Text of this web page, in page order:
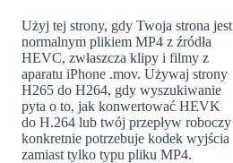
Użyj tej strony, gdy Twoja strona jest
normalnym plikiem MP4 z źródła
HEVC, zwłaszcza klipy i filmy z
aparatu iPhone .mov. Używaj strony
H265 do H264, gdy wyszukiwanie
pyta o to, jak konwertować HEVK
do H.264 lub twój przepływ roboczy
konkretnie potrzebuje kodek wyjścia
zamiast tylko typu pliku MP4.